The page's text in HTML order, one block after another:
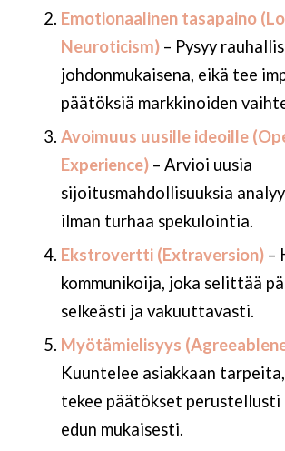
Emotionaalinen tasapaino
Neuroticism)– Pysyy
johdonmukaisena, eikä tee
päätöksiä markkinoiden
Avoimuus uusille ideoille
Experience)– Arvioi uusia
sijoitusmahdollisuuksia
ilman turhaa spekulointia.
Ekstrovertti (Extraversion)–
kommunikoija, joka selittää
selkeästi ja vakuuttavasti.
Myötämielisyys
Kuuntelee asiakkaan
tekee päätökset perustellusti
edun mukaisesti.